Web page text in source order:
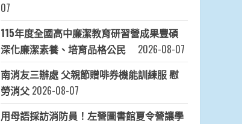
07
115年度全國高中廉潔教育研習營成果豐碩
深化廉潔素養、培育品格公民
2026-08-07
南消友三辦處 父親節贈啡券機能訓練服 慰
勞消父 2026-08-07
用母語採訪消防員！左營圖書館夏令營讓學